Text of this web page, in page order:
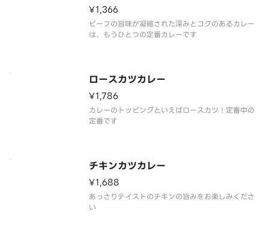
¥1,366
ビーフの旨味が凝縮された深みとコクのあるカレー
は、もうひとつの定番カレーです
ロースカツカレー
¥1,786
カレーのトッピングといえばロースカツ！定番中の
定番です
チキンカツカレー
¥1,688
あっさりテイストのチキンの旨みをお楽しみくださ
い